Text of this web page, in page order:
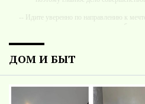
-- Идите уверенно по направлению к
-- Самое большое богатство — это ум.
-- Люблю давать советы и очень
ДОМ И БЫТ